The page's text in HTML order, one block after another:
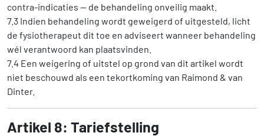
contra-indicaties — de behandeling onveilig maakt.
7.3 Indien behandeling wordt geweigerd of uitgesteld, licht
de fysiotherapeut dit toe en adviseert wanneer behandeling
wél verantwoord kan plaatsvinden.
7.4 Een weigering of uitstel op grond van dit artikel wordt
niet beschouwd als een tekortkoming van Raimond & van
Dinter.
Artikel 8: Tariefstelling